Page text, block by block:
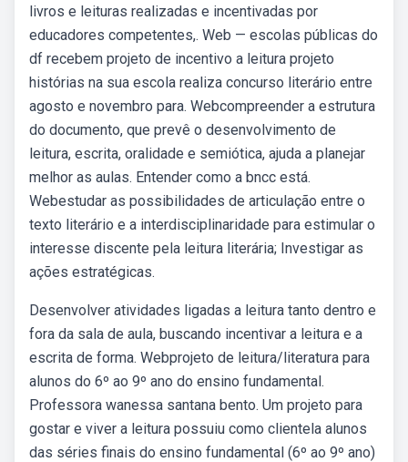
livros e leituras realizadas e incentivadas por
educadores competentes,. Web — escolas públicas do
df recebem projeto de incentivo a leitura projeto
histórias na sua escola realiza concurso literário entre
agosto e novembro para. Webcompreender a estrutura
do documento, que prevê o desenvolvimento de
leitura, escrita, oralidade e semiótica, ajuda a planejar
melhor as aulas. Entender como a bncc está.
Webestudar as possibilidades de articulação entre o
texto literário e a interdisciplinaridade para estimular o
interesse discente pela leitura literária; Investigar as
ações estratégicas.
Desenvolver atividades ligadas a leitura tanto dentro e
fora da sala de aula, buscando incentivar a leitura e a
escrita de forma. Webprojeto de leitura/literatura para
alunos do 6º ao 9º ano do ensino fundamental.
Professora wanessa santana bento. Um projeto para
gostar e viver a leitura possuiu como clientela alunos
das séries finais do ensino fundamental (6º ao 9º ano)